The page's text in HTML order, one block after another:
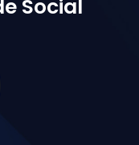
Social